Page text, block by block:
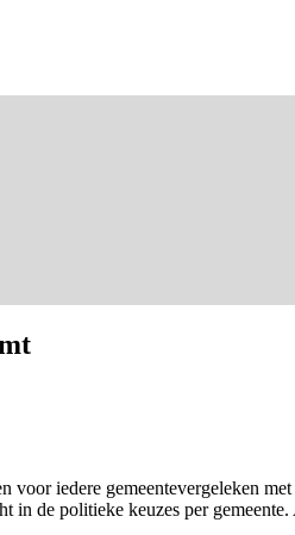
iedere gemeentevergeleken
in de politieke keuzes per